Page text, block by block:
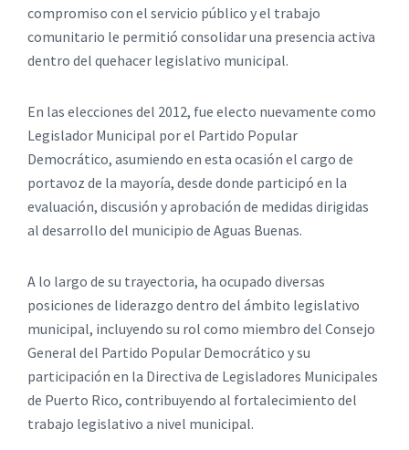
compromiso con el servicio público y el trabajo
comunitario le permitió consolidar una presencia activa
dentro del quehacer legislativo municipal.
En las elecciones del 2012, fue electo nuevamente como
Legislador Municipal por el Partido Popular
Democrático, asumiendo en esta ocasión el cargo de
portavoz de la mayoría, desde donde participó en la
evaluación, discusión y aprobación de medidas dirigidas
al desarrollo del municipio de Aguas Buenas.
A lo largo de su trayectoria, ha ocupado diversas
posiciones de liderazgo dentro del ámbito legislativo
municipal, incluyendo su rol como miembro del Consejo
General del Partido Popular Democrático y su
participación en la Directiva de Legisladores Municipales
de Puerto Rico, contribuyendo al fortalecimiento del
trabajo legislativo a nivel municipal.